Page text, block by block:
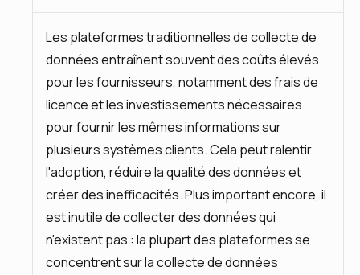
Les plateformes traditionnelles de collecte de
données entraînent souvent des coûts élevés
pour les fournisseurs, notamment des frais de
licence et les investissements nécessaires
pour fournir les mêmes informations sur
plusieurs systèmes clients. Cela peut ralentir
l'adoption, réduire la qualité des données et
créer des inefficacités. Plus important encore, il
est inutile de collecter des données qui
n'existent pas : la plupart des plateformes se
concentrent sur la collecte de données